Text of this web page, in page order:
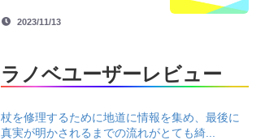
2023/11/13
ラノベユーザーレビュー
杖を修理するために地道に情報を集め、最後に
真実が明かされるまでの流れがとても綺...